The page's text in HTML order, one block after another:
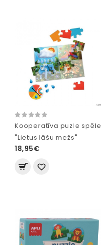
Kooperatīva puzle spēle
"Lietus lāšu mežs"
18,95€